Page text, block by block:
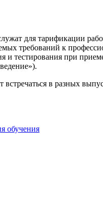
для тарификации
требований к
и тестирования при
в разных
обучения